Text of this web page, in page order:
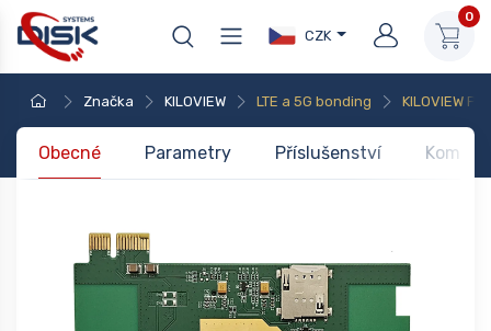
CZK
0
Značka KILOVIEW LTE a 5G bonding KILOVIEW
Obecné Parametry Příslušenství